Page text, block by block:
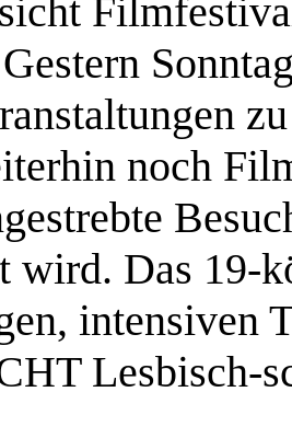
noch
wird. Das 19-
intensiven
Lesbisch-